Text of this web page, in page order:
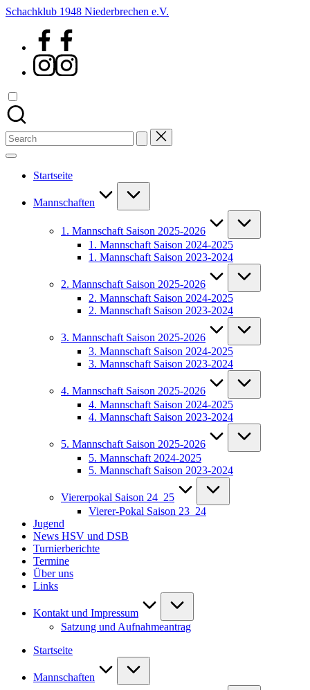
Skip
Schachklub 1948 Niederbrechen e.V.
Facebook
Instagram
Search
for:
Startseite
Mannschaften
1. Mannschaft Saison 2025-2026
1. Mannschaft Saison 2024-2025
1. Mannschaft Saison 2023-2024
2. Mannschaft Saison 2025-2026
2. Mannschaft Saison 2024-2025
2. Mannschaft Saison 2023-2024
3. Mannschaft Saison 2025-2026
3. Mannschaft Saison 2024-2025
3. Mannschaft Saison 2023-2024
4. Mannschaft Saison 2025-2026
4. Mannschaft Saison 2024-2025
4. Mannschaft Saison 2023-2024
5. Mannschaft Saison 2025-2026
5. Mannschaft 2024-2025
5. Mannschaft Saison 2023-2024
Viererpokal Saison 24_25
Vierer-Pokal Saison 23_24
Jugend
News HSV und DSB
Turnierberichte
Termine
Über uns
Links
Kontakt und Impressum
Satzung und Aufnahmeantrag
Startseite
Mannschaften